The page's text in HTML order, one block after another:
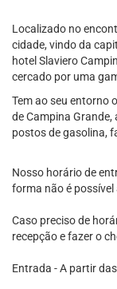
Localizado no
cidade, vindo da
hotel Slaviero
cercado por uma
Tem ao seu entorno
de Campina Grande,
postos de gasolina,
Nosso horário de
forma não é possível
Caso preciso de
recepção e fazer o
Entrada - A partir